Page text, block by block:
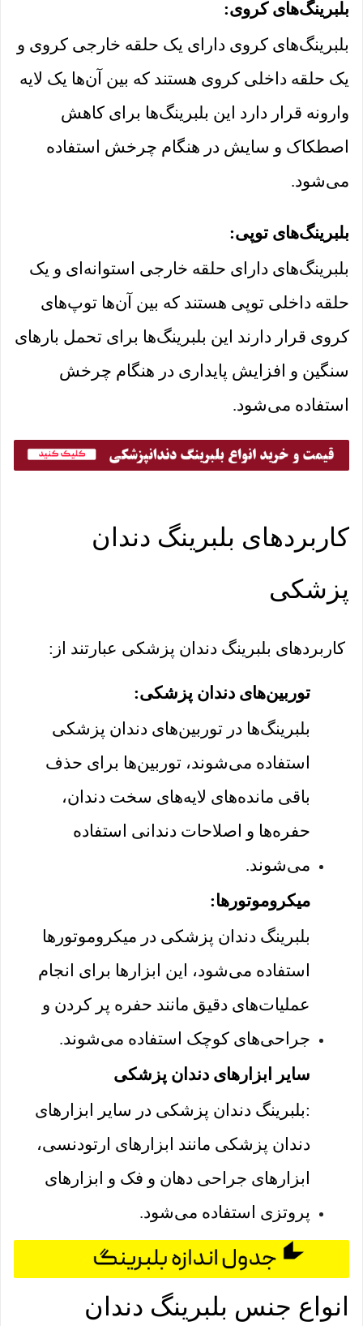
بلبرینگ‌های کروی:
بلبرینگ‌های کروی دارای یک حلقه خارجی کروی و
یک حلقه داخلی کروی هستند که بین آن‌ها یک لایه
وارونه قرار دارد این بلبرینگ‌ها برای کاهش
اصطکاک و سایش در هنگام چرخش استفاده
می‌شود.
بلبرینگ‌های توپی:
بلبرینگ‌های دارای حلقه خارجی استوانه‌ای و یک
حلقه داخلی توپی هستند که بین آن‌ها توپ‌های
کروی قرار دارند این بلبرینگ‌ها برای تحمل بارهای
سنگین و افزایش پایداری در هنگام چرخش
استفاده می‌شود.
کاربردهای بلبرینگ دندان
پزشکی
کاربردهای بلبرینگ دندان پزشکی عبارتند از:
توربین‌های دندان پزشکی:
بلبرینگ‌ها در توربین‌های دندان پزشکی
استفاده می‌شوند، توربین‌ها برای حذف
باقی مانده‌های لایه‌های سخت دندان،
حفره‌ها و اصلاحات دندانی استفاده
می‌شوند.
میکروموتورها:
بلبرینگ دندان پزشکی در میکروموتورها
استفاده می‌شود، این ابزارها برای انجام
عملیات‌های دقیق مانند حفره پر کردن و
جراحی‌های کوچک استفاده می‌شوند.
سایر ابزارهای دندان پزشکی
:بلبرینگ دندان پزشکی در سایر ابزارهای
دندان پزشکی مانند ابزارهای ارتودنسی،
ابزارهای جراحی دهان و فک و ابزارهای
پروتزی استفاده می‌شود.
انواع جنس بلبرینگ دندان